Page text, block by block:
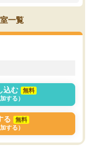
ち期待したものではなく
内容でした。それでも明
やる気も出ましたし、苦
くなってきたようなので
一覧
込む
無料
する）
る
無料
する）